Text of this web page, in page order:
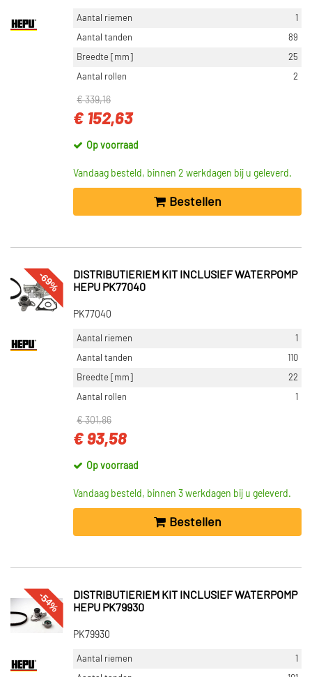
Aantal riemen
1
Aantal tanden
89
Breedte [mm]
25
Aantal rollen
2
€ 339,16
€ 152,63
Op voorraad
Vandaag besteld, binnen 2 werkdagen bij u geleverd.
Bestellen
-69%
DISTRIBUTIERIEM KIT INCLUSIEF WATERPOMP
HEPU PK77040
PK77040
Aantal riemen
1
Aantal tanden
110
Breedte [mm]
22
Aantal rollen
1
€ 301,86
€ 93,58
Op voorraad
Vandaag besteld, binnen 3 werkdagen bij u geleverd.
Bestellen
-54%
DISTRIBUTIERIEM KIT INCLUSIEF WATERPOMP
HEPU PK79930
PK79930
Aantal riemen
1